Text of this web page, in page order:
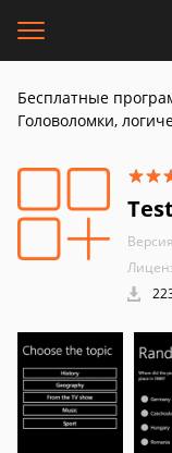
Бесплатные
Головоломки,